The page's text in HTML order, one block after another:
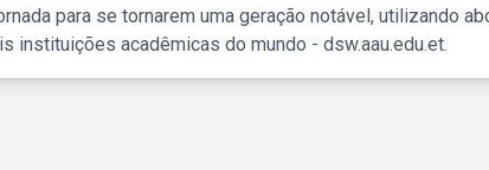
para se tornarem uma geração notável, utilizando
instituições acadêmicas do mundo - dsw.aau.edu.et.